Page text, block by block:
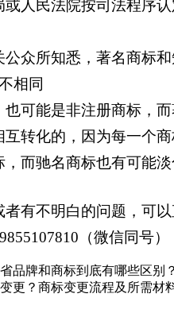
人民法院按司法程序
众所知悉，著名商标
相同
可能是非注册商标，
互转化的，因为每一个
而驰名商标也有可能
有不明白的问题，可
（微信同号）
品牌和商标到底有哪些区别
更？商标变更流程及所需材